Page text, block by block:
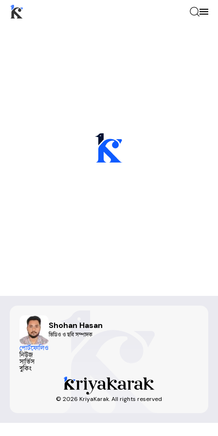
Shohan Hasan
ভিডিও ও ছবি সম্পাদক
পোর্টফোলিও
নিউজ
সার্ভিস
বুকিং
© 2026 KriyaKarak. All rights reserved